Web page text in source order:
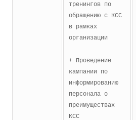
тренингов по
обращению с КСС
в рамках
организации
+ Проведение
кампании по
информированию
персонала о
преимуществах
КСС